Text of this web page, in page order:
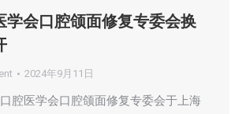
学会口腔颌面修复专委会换
2024年9月11日
腔医学会口腔颌面修复专委会于上海